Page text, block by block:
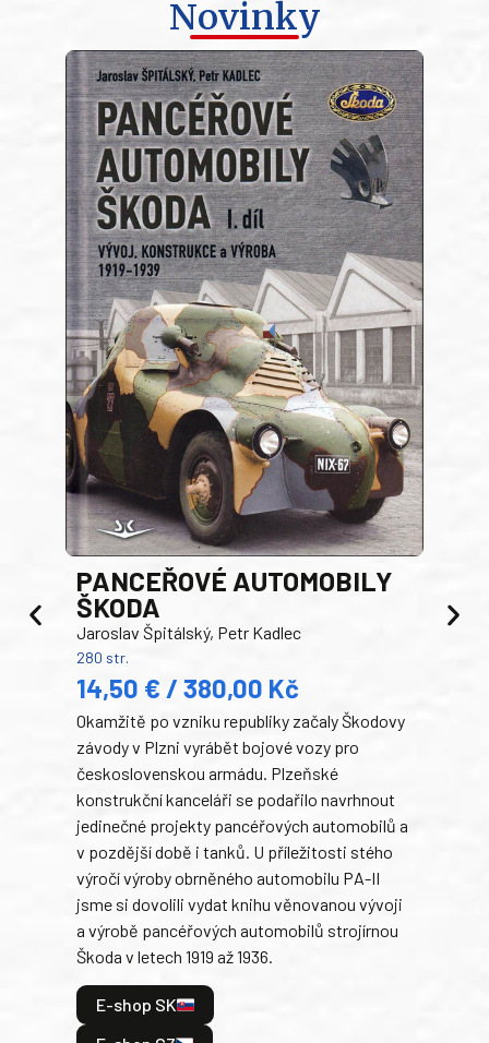
Novinky
PANCEŘOVÉ AUTOMOBILY
ŠKODA
Jaroslav Špitálský, Petr Kadlec
280 str.
14,50 € / 380,00 Kč
Okamžitě po vzniku republiky začaly Škodovy
závody v Plzni vyrábět bojové vozy pro
československou armádu. Plzeňské
konstrukční kanceláři se podařilo navrhnout
jedinečné projekty pancéřových automobilů a
v pozdější době i tanků. U příležitosti stého
výročí výroby obrněného automobilu PA-II
jsme si dovolili vydat knihu věnovanou vývoji
a výrobě pancéřových automobilů strojírnou
Škoda v letech 1919 až 1936.
E-shop SK